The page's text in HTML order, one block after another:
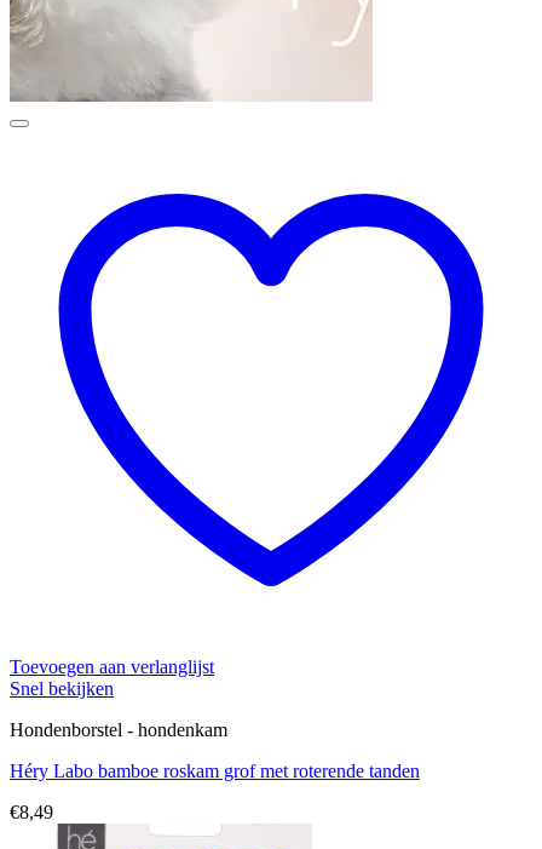
Toevoegen aan verlanglijst
Snel bekijken
Hondenborstel - hondenkam
Héry Labo bamboe roskam grof met roterende tanden
€8,49